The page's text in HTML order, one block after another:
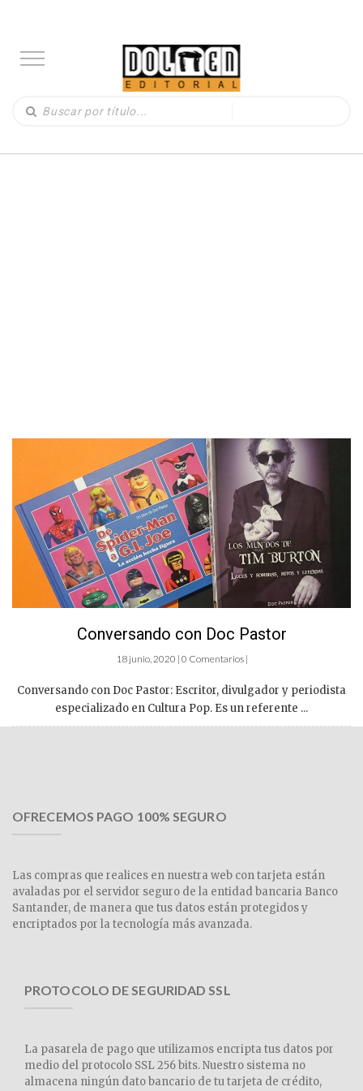
Conversando con Doc Pastor
18 junio, 2020 | 0 Comentarios |
Conversando con Doc Pastor: Escritor, divulgador y periodista
especializado en Cultura Pop. Es un referente ...
OFRECEMOS PAGO 100% SEGURO
Las compras que realices en nuestra web con tarjeta están
avaladas por el servidor seguro de la entidad bancaria Banco
Santander, de manera que tus datos están protegidos y
encriptados por la tecnología más avanzada.
PROTOCOLO DE SEGURIDAD SSL
La pasarela de pago que utilizamos encripta tus datos por
medio del protocolo SSL 256 bits. Nuestro sistema no
almacena ningún dato bancario de tu tarjeta de crédito,